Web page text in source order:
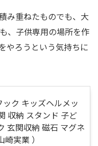
み重ねたものでも、大
、子供専用の場所を作
やろうという気持ちに
ク キッズヘルメッ
収納 スタンド 子ど
玄関収納 磁石 マグネ
実業 ）